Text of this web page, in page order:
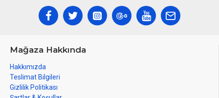
Mağaza Hakkında
Hakkımızda
Teslimat Bilgileri
Gizlilik Politikası